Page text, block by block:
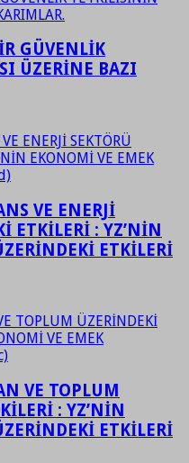
GÜVENLİK
ÜZERİNE BAZI
VE ENERJİ
ETKİLERİ : YZ’NİN
ETKİLERİ
VE TOPLUM
: YZ’NİN
ETKİLERİ